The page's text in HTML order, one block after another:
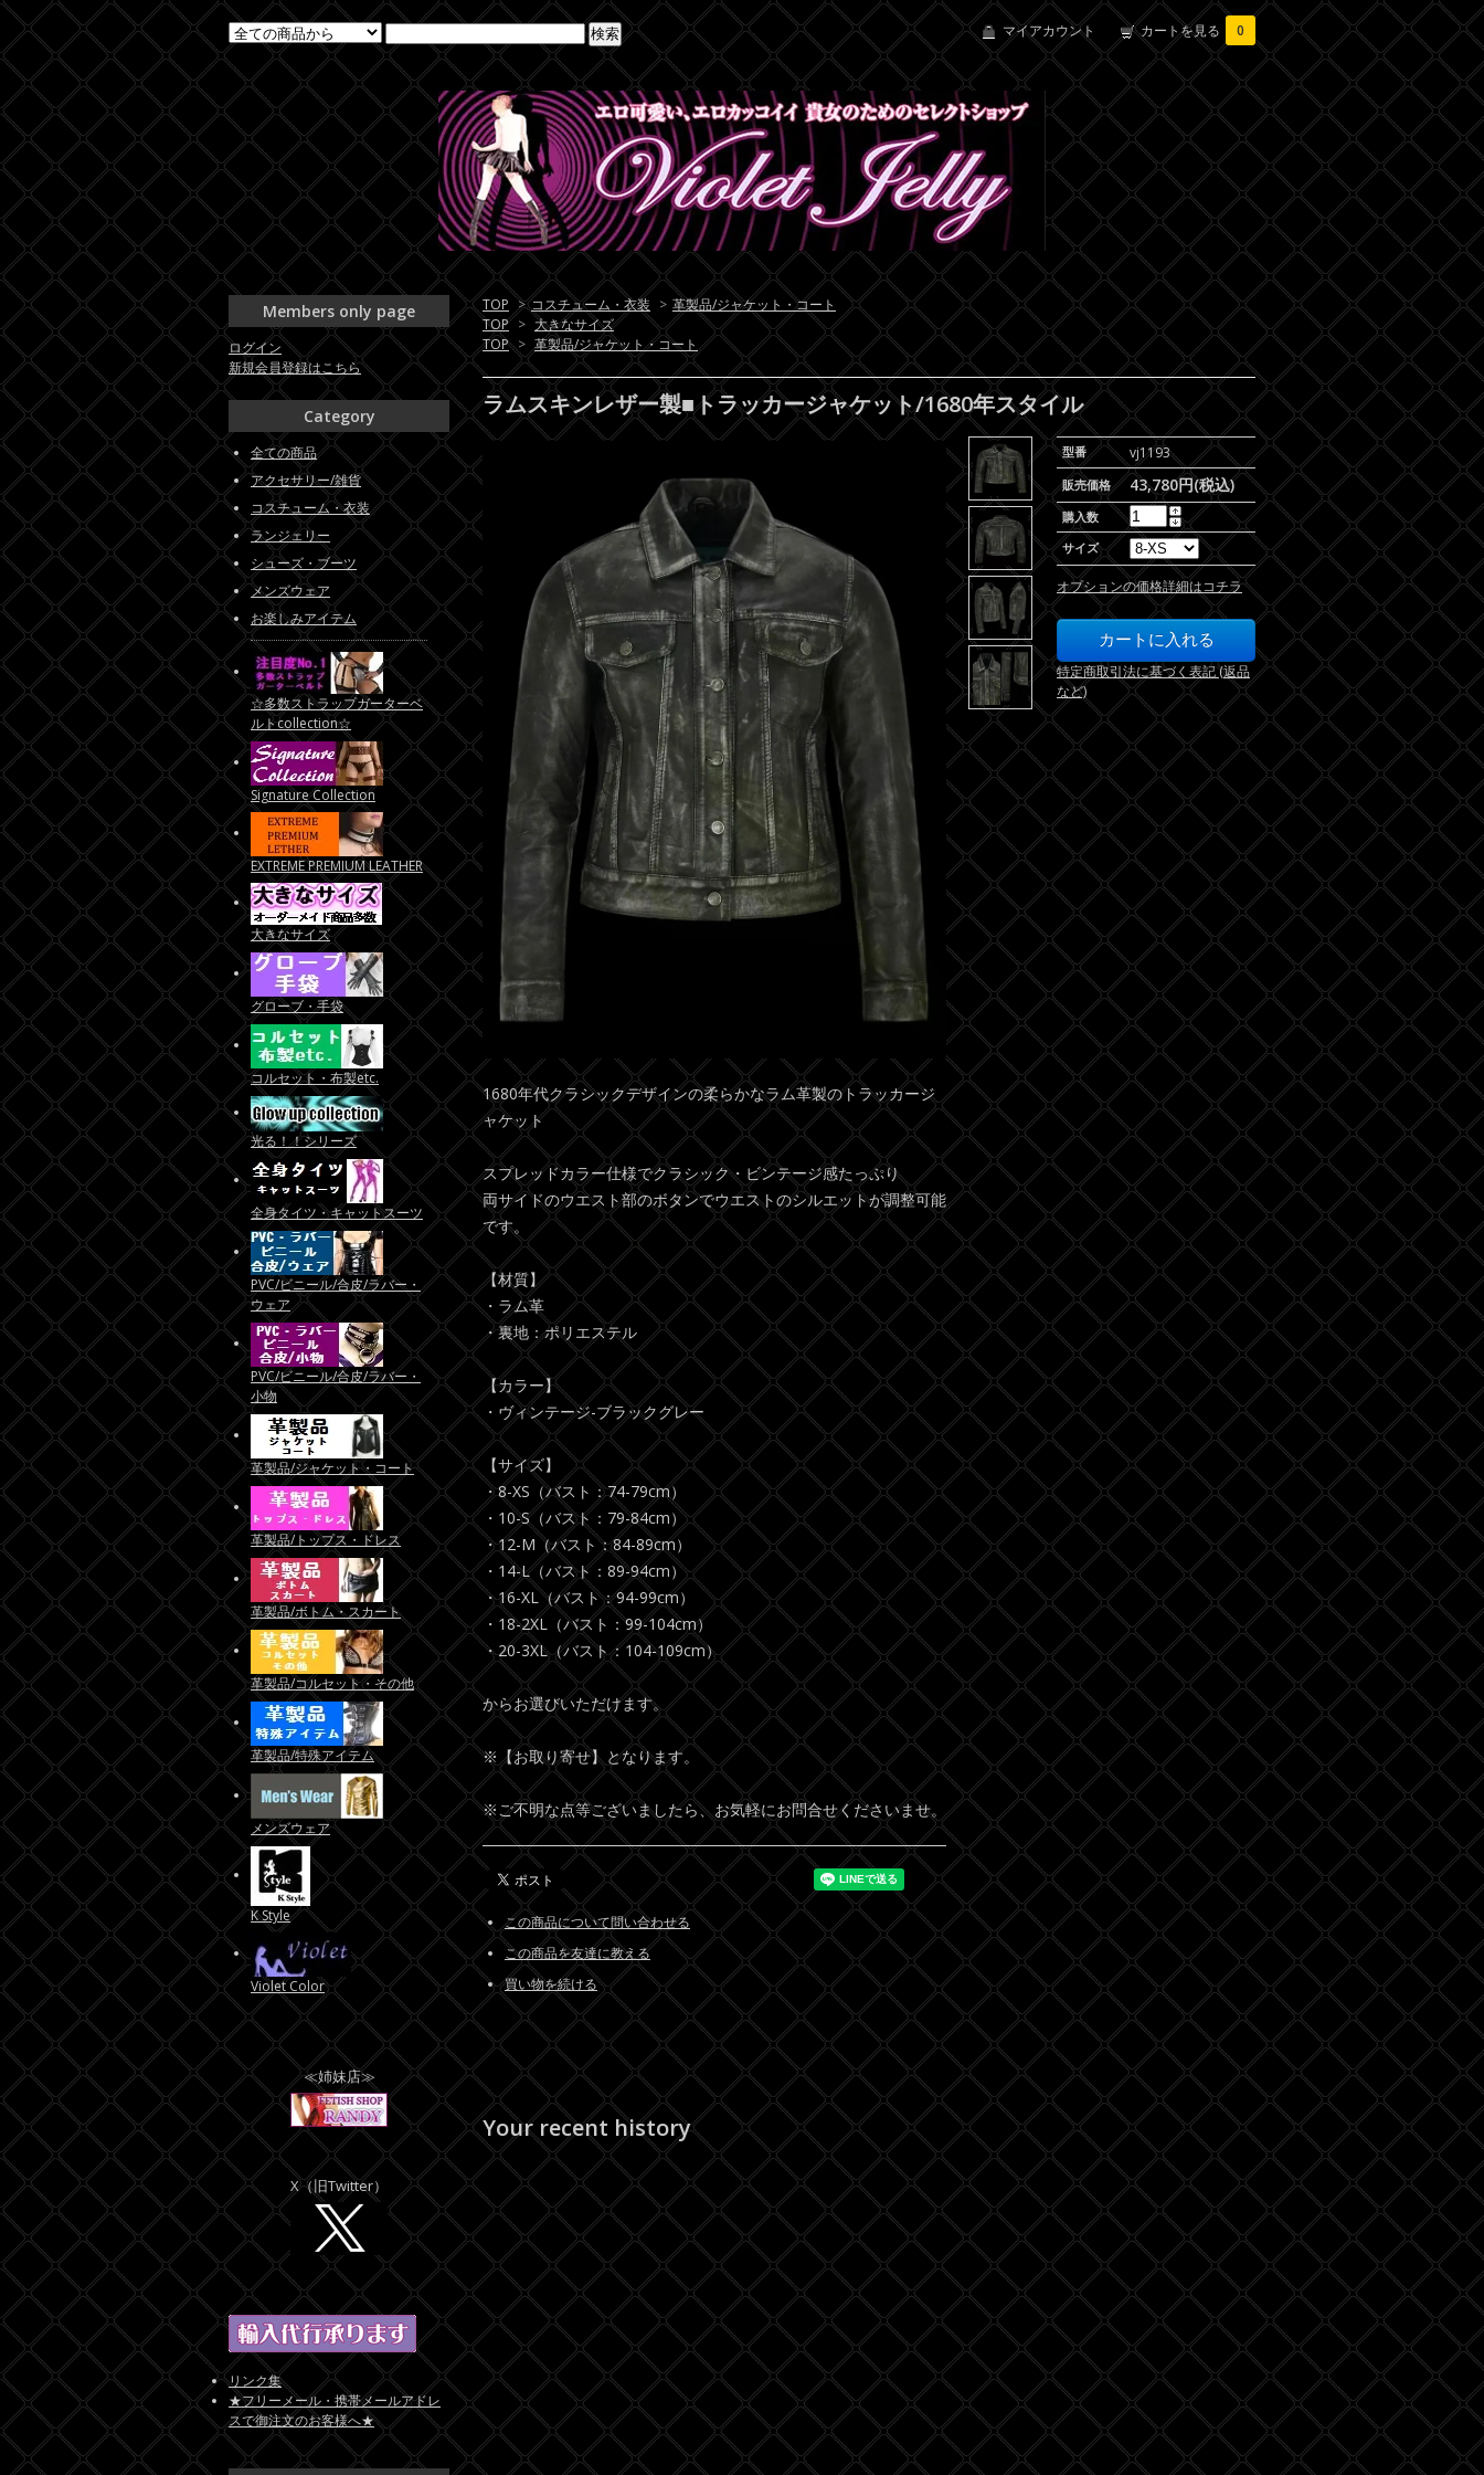
マイアカウント カートを見る 0
TOP > コスチューム・衣装 > 革製品/ジャケット・コート
TOP > 大きなサイズ
TOP > 革製品/ジャケット・コート
ラムスキンレザー製■トラッカージャケット/1680年スタイル
型番 vj1193
販売価格 43,780円(税込)
購入数
サイズ
オプションの価格詳細はコチラ
特定商取引法に基づく表記 (返品
など)
1680年代クラシックデザインの柔らかなラム革製のトラッカージ
ャケット
スプレッドカラー仕様でクラシック・ビンテージ感たっぷり
両サイドのウエスト部のボタンでウエストのシルエットが調整可能
です。
【材質】
・ラム革
・裏地：ポリエステル
【カラー】
・ヴィンテージ-ブラックグレー
【サイズ】
・8-XS（バスト：74-79cm）
・10-S（バスト：79-84cm）
・12-M（バスト：84-89cm）
・14-L（バスト：89-94cm）
・16-XL（バスト：94-99cm）
・18-2XL（バスト：99-104cm）
・20-3XL（バスト：104-109cm）
からお選びいただけます。
※【お取り寄せ】となります。
※ご不明な点等ございましたら、お気軽にお問合せくださいませ。
この商品について問い合わせる
この商品を友達に教える
買い物を続ける
Your recent history
Members only page
ログイン
新規会員登録はこちら
Category
全ての商品
アクセサリー/雑貨
コスチューム・衣装
ランジェリー
シューズ・ブーツ
メンズウェア
お楽しみアイテム
☆多数ストラップガーターベ
ルトcollection☆
Signature Collection
EXTREME PREMIUM LEATHER
大きなサイズ
グローブ・手袋
コルセット・布製etc.
光る！！シリーズ
全身タイツ・キャットスーツ
PVC/ビニール/合皮/ラバー・
ウェア
PVC/ビニール/合皮/ラバー・
小物
革製品/ジャケット・コート
革製品/トップス・ドレス
革製品/ボトム・スカート
革製品/コルセット・その他
革製品/特殊アイテム
メンズウェア
K Style
Violet Color
≪姉妹店≫
X（旧Twitter）
リンク集
★フリーメール・携帯メールアドレ
スで御注文のお客様へ★